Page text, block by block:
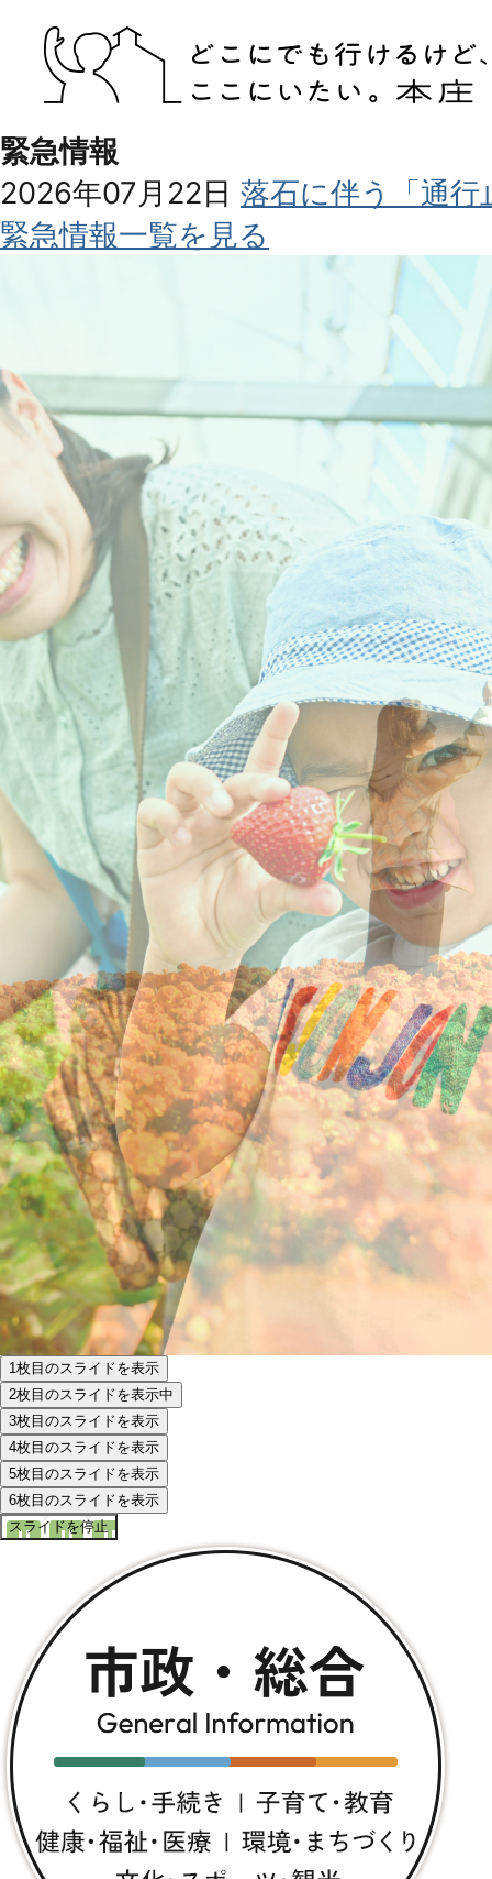
緊急情報
2026年07月22日 落石に伴う「通
緊急情報一覧を見る
目
の
ラ
イ
ド
目
の
ラ
イ
ド
1枚目のスライドを表示
2枚目のスライドを表示中
3枚目のスライドを表示
4枚目のスライドを表示
5枚目のスライドを表示
6枚目のスライドを表示
スライドを停止